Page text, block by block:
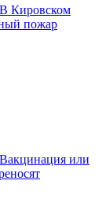
В Кировском
пожар
Вакцинация или